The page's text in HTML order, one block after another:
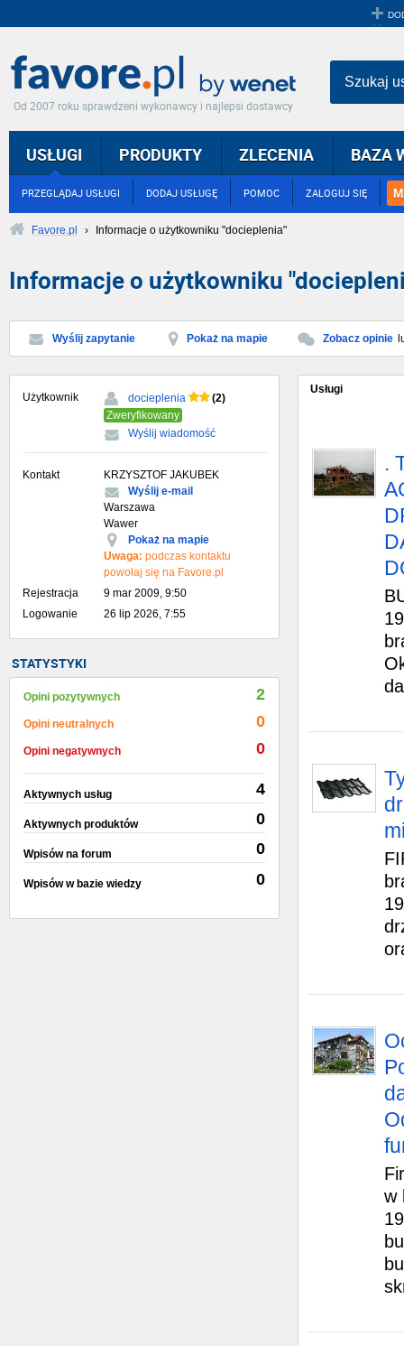
Od 2007 roku sprawdzeni wykonawcy i najlepsi dostawcy
USŁUGI
PRZEGLĄDAJ USŁUGI DODAJ USŁUGĘ POMOC ZALOGUJ SIĘ
PRODUKTY ZLECENIA BAZA
Szukaj
Favore.pl › Informacje o użytkowniku "docieplenia"
Informacje o użytkowniku
Wyślij zapytanie Pokaż na mapie Zobacz opinie
Użytkownik docieplenia
(2)
Zweryfikowany
Wyślij wiadomość
Kontakt
KRZYSZTOF JAKUBEK
Wyślij e-mail
Warszawa
Wawer
Pokaż na mapie
Uwaga: podczas kontaktu
powołaj się na Favore.pl
Rejestracja
9 mar 2009, 9:50
Logowanie
26 lip 2026, 7:55
STATYSTYKI
Opini pozytywnych 2
Opini neutralnych 0
Opini negatywnych 0
Aktywnych usług 4
Aktywnych produktów 0
Wpisów na forum 0
Wpisów w bazie wiedzy 0
Usługi
.
w